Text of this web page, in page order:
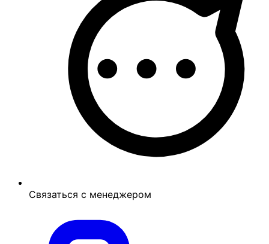
Связаться с менеджером